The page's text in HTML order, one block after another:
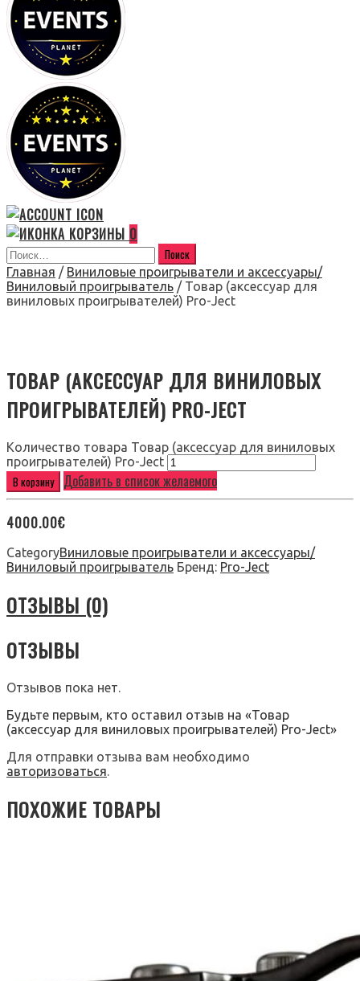
0
Главная / Виниловые проигрыватели и аксессуары/
Виниловый проигрыватель / Товар (аксессуар для
виниловых проигрывателей) Pro-Ject
ТОВАР (АКСЕССУАР ДЛЯ ВИНИЛОВЫХ
ПРОИГРЫВАТЕЛЕЙ) PRO-JECT
Количество товара Товар (аксессуар для виниловых
проигрывателей) Pro-Ject
В корзину Добавить в список желаемого
4000.00€
CategoryВиниловые проигрыватели и аксессуары/
Виниловый проигрыватель Бренд: Pro-Ject
ОТЗЫВЫ (0)
ОТЗЫВЫ
Отзывов пока нет.
Будьте первым, кто оставил отзыв на «Товар
(аксессуар для виниловых проигрывателей) Pro-Ject»
Для отправки отзыва вам необходимо
авторизоваться.
ПОХОЖИЕ ТОВАРЫ